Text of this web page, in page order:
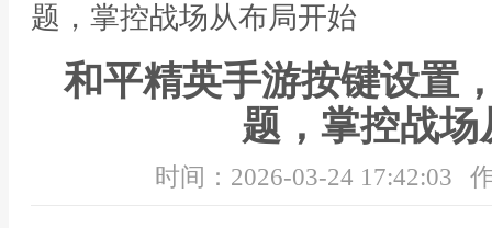
题，掌控战场从布局开始
和平精英手游按键设置
题，掌控战场
时间：2026-03-24 17:42:03